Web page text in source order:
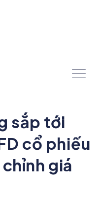
sắp tới
cổ phiếu
chỉnh giá